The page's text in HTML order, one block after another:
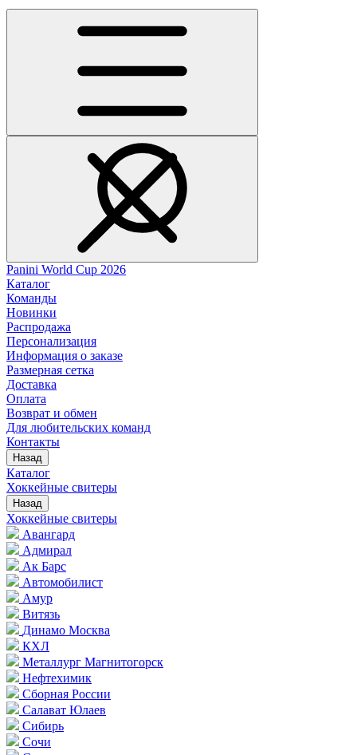
Panini World Cup 2026
Каталог
Команды
Новинки
Распродажа
Персонализация
Информация о заказе
Размерная сетка
Доставка
Оплата
Возврат и обмен
Для любительских команд
Контакты
Назад
Каталог
Хоккейные свитеры
Назад
Хоккейные свитеры
Авангард
Адмирал
Ак Барс
Автомобилист
Амур
Витязь
Динамо Москва
КХЛ
Металлург Магнитогорск
Нефтехимик
Сборная России
Салават Юлаев
Сибирь
Сочи